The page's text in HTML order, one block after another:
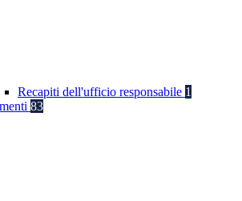
Recapiti dell'ufficio responsabile 1
83